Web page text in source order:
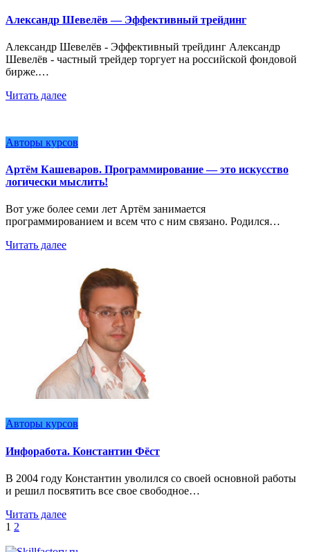
Александр Шевелёв — Эффективный трейдинг
Александр Шевелёв - Эффективный трейдинг Александр
Шевелёв - частный трейдер торгует на российской фондовой
бирже.…
Читать далее
Авторы курсов
Артём Кашеваров. Программирование — это искусство
логически мыслить!
Вот уже более семи лет Артём занимается
программированием и всем что с ним связано. Родился…
Читать далее
Авторы курсов
Инфоработа. Константин Фёст
В 2004 году Константин уволился со своей основной работы
и решил посвятить все свое свободное…
Читать далее
Пагинация
записей
1 2